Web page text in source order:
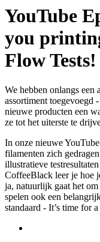
YouTube
you
Flow Tests!
We hebben onlangs een
assortiment toegevoegd -
nieuwe producten een
ze tot het uiterste te
In onze nieuwe
filamenten zich
illustratieve
CoffeeBlack leer je hoe
ja, natuurlijk gaat het om
spelen ook een
standaard - It’s time for